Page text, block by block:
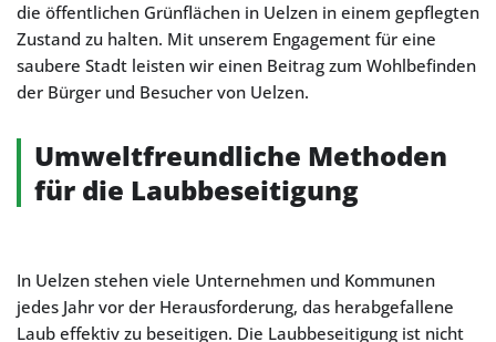
die öffentlichen Grünflächen in Uelzen in einem gepflegten
Zustand zu halten. Mit unserem Engagement für eine
saubere Stadt leisten wir einen Beitrag zum Wohlbefinden
der Bürger und Besucher von Uelzen.
Umweltfreundliche Methoden
für die Laubbeseitigung
In Uelzen stehen viele Unternehmen und Kommunen
jedes Jahr vor der Herausforderung, das herabgefallene
Laub effektiv zu beseitigen. Die Laubbeseitigung ist nicht